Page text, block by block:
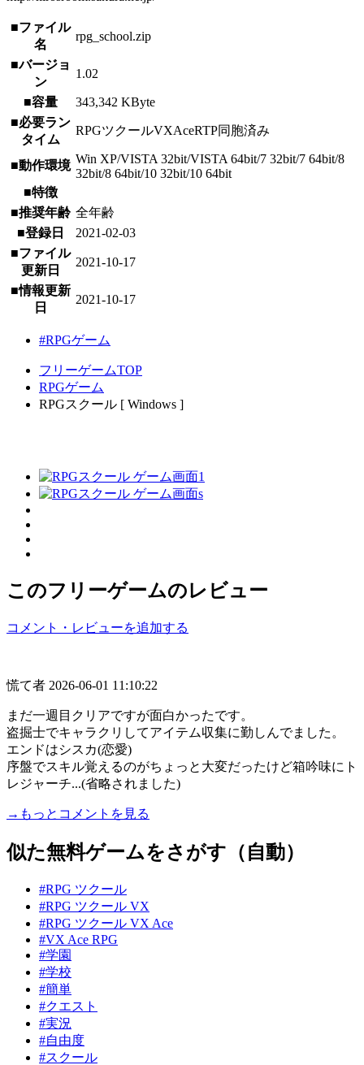
■ファイル
名
rpg_school.zip
■バージョ
ン
1.02
■容量
343,342 KByte
■必要ラン
タイム
RPGツクールVXAceRTP同胞済み
■動作環境 Win XP/VISTA 32bit/VISTA 64bit/7 32bit/7 64bit/8
32bit/8 64bit/10 32bit/10 64bit
■特徴
■推奨年齢 全年齢
■登録日
2021-02-03
■ファイル
更新日
2021-10-17
■情報更新
日
2021-10-17
#RPGゲーム
フリーゲームTOP
RPGゲーム
RPGスクール [ Windows ]
このフリーゲームのレビュー
コメント・レビューを追加する
慌て者 2026-06-01 11:10:22
まだ一週目クリアですが面白かったです。
盗掘士でキャラクリしてアイテム収集に勤しんでました。
エンドはシスカ(恋愛)
序盤でスキル覚えるのがちょっと大変だったけど箱吟味にト
レジャーチ...(省略されました)
→もっとコメントを見る
似た無料ゲームをさがす（自動）
#RPG ツクール
#RPG ツクール VX
#RPG ツクール VX Ace
#VX Ace RPG
#学園
#学校
#簡単
#クエスト
#実況
#自由度
#スクール